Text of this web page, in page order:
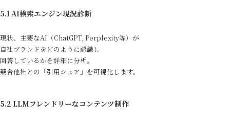
5.1 AI検索エンジン現況診断
現状、主要なAI（ChatGPT, Perplexity等）が
自社ブランドをどのように認識し
回答しているかを詳細に分析。
競合他社との「引用シェア」を可視化します。
5.2 LLMフレンドリーなコンテンツ制作